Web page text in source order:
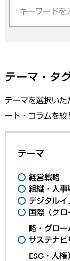
テーマ・タ
テーマを選択い
ート・コラムを絞
テーマ
経営戦略
組織・人事
デジタルイ
国際（グ
略・グロー
サステナビ
ESG・人権）